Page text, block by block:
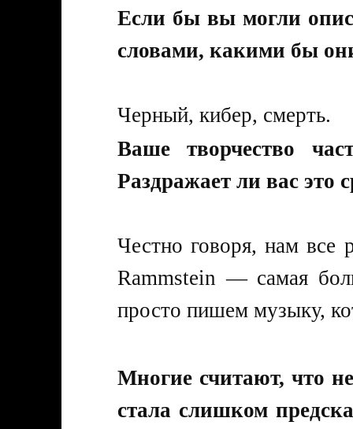
Если бы вы могли
словами, какими бы
Черный, кибер, смерть.
Ваше творчество
Раздражает ли вас это
Честно говоря, нам все
Rammstein — самая
просто пишем музыку,
Многие считают, что
стала слишком